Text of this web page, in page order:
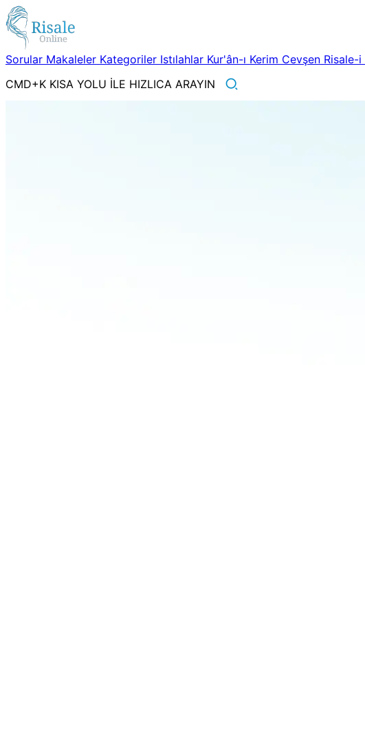
Sorular Makaleler Kategoriler Istılahlar Kur'ân-ı Kerim Cevşen Risale-i
CMD+K KISA YOLU İLE HIZLICA ARAYIN